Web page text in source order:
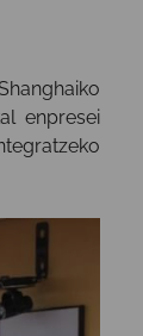
enpresei